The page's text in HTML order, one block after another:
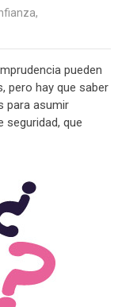
,
pueden
pero hay que saber
para asumir
seguridad, que